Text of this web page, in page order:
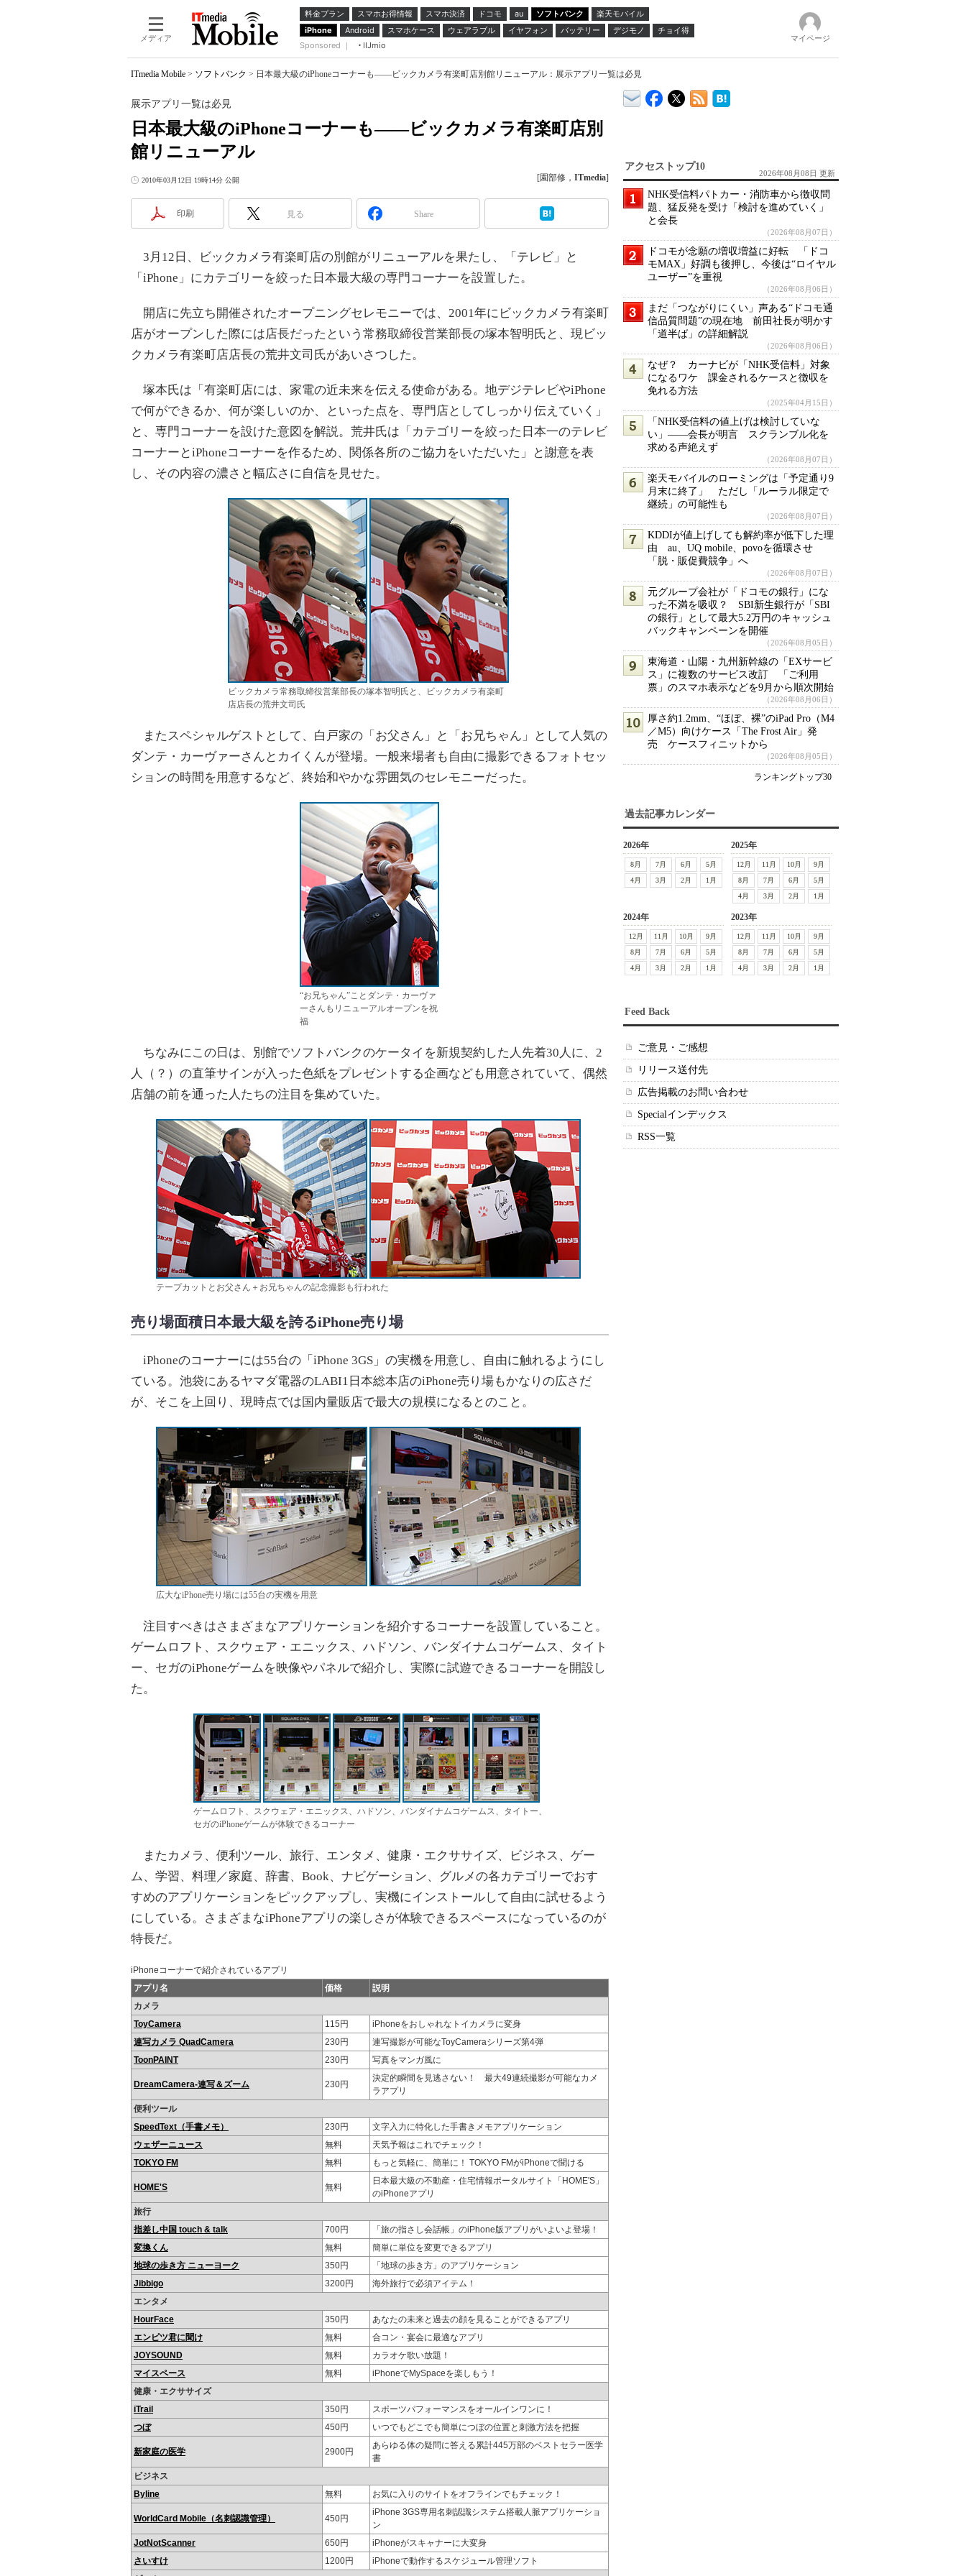
メディア
料金プラン スマホお得情報 スマホ決済 ドコモ au ソフトバンク
楽天モバイル
iPhone
Android スマホケース ウェアラブル イヤフォン バッテリー デジモノ
チョイ得
Sponsored ｜
IIJmio
マイページ
ITmedia Mobile > ソフトバンク > 日本最大級のiPhoneコーナーも――ビックカメラ有楽町店別館リニューアル：展示アプリ一覧は必見
日本最大級のiPhoneコーナーも――ビックカメラ有楽町店別
館リニューアル
展示アプリ一覧は必見
2010年03月12日 19時14分 公開 [園部修， ITmedia]
印刷 見る Share
3月12日、ビックカメラ有楽町店の別館がリニューアルを果たし、「テレビ」と
「iPhone」にカテゴリーを絞った日本最大級の専門コーナーを設置した。
開店に先立ち開催されたオープニングセレモニーでは、2001年にビックカメラ有楽町
店がオープンした際には店長だったという常務取締役営業部長の塚本智明氏と、現ビッ
クカメラ有楽町店店長の荒井文司氏があいさつした。
塚本氏は「有楽町店には、家電の近未来を伝える使命がある。地デジテレビやiPhone
で何ができるか、何が楽しいのか、といった点を、専門店としてしっかり伝えていく」
と、専門コーナーを設けた意図を解説。荒井氏は「カテゴリーを絞った日本一のテレビ
コーナーとiPhoneコーナーを作るため、関係各所のご協力をいただいた」と謝意を表
し、その内容の濃さと幅広さに自信を見せた。
ビックカメラ常務取締役営業部長の塚本智明氏と、ビックカメラ有楽町
店店長の荒井文司氏
またスペシャルゲストとして、白戸家の「お父さん」と「お兄ちゃん」として人気の
ダンテ・カーヴァーさんとカイくんが登場。一般来場者も自由に撮影できるフォトセッ
ションの時間を用意するなど、終始和やかな雰囲気のセレモニーだった。
“お兄ちゃん”ことダンテ・カーヴァ
ーさんもリニューアルオープンを祝
福
ちなみにこの日は、別館でソフトバンクのケータイを新規契約した人先着30人に、2
人（？）の直筆サインが入った色紙をプレゼントする企画なども用意されていて、偶然
店舗の前を通った人たちの注目を集めていた。
テープカットとお父さん＋お兄ちゃんの記念撮影も行われた
売り場面積日本最大級を誇るiPhone売り場
iPhoneのコーナーには55台の「iPhone 3GS」の実機を用意し、自由に触れるようにし
ている。池袋にあるヤマダ電器のLABI1日本総本店のiPhone売り場もかなりの広さだ
が、そこを上回り、現時点では国内量販店で最大の規模になるとのこと。
広大なiPhone売り場には55台の実機を用意
注目すべきはさまざまなアプリケーションを紹介するコーナーを設置していること。
ゲームロフト、スクウェア・エニックス、ハドソン、バンダイナムコゲームス、タイト
ー、セガのiPhoneゲームを映像やパネルで紹介し、実際に試遊できるコーナーを開設し
た。
ゲームロフト、スクウェア・エニックス、ハドソン、バンダイナムコゲームス、タイトー、
セガのiPhoneゲームが体験できるコーナー
またカメラ、便利ツール、旅行、エンタメ、健康・エクササイズ、ビジネス、ゲー
ム、学習、料理／家庭、辞書、Book、ナビゲーション、グルメの各カテゴリーでおす
すめのアプリケーションをピックアップし、実機にインストールして自由に試せるよう
にしている。さまざまなiPhoneアプリの楽しさが体験できるスペースになっているのが
特長だ。
iPhoneコーナーで紹介されているアプリ
アプリ名
価格
説明
カメラ
ToyCamera
115円
iPhoneをおしゃれなトイカメラに変身
連写カメラ QuadCamera
230円
連写撮影が可能なToyCameraシリーズ第4弾
ToonPAINT
230円 写真をマンガ風に
DreamCamera-連写＆ズーム 230円
決定的瞬間を見逃さない！ 最大49連続撮影が可能なカメ
ラアプリ
便利ツール
SpeedText（手書メモ）
230円
文字入力に特化した手書きメモアプリケーション
ウェザーニュース
無料
天気予報はこれでチェック！
TOKYO FM
無料 もっと気軽に、簡単に！ TOKYO FMがiPhoneで聞ける
HOME'S 無料
日本最大級の不動産・住宅情報ポータルサイト「HOME'S」
のiPhoneアプリ
旅行
指差し中国 touch & talk
700円
「旅の指さし会話帳」のiPhone版アプリがいよいよ登場！
変換くん
無料
簡単に単位を変更できるアプリ
地球の歩き方 ニューヨーク
350円
「地球の歩き方」のアプリケーション
Jibbigo
3200円
海外旅行で必須アイテム！
エンタメ
HourFace
350円
あなたの未来と過去の顔を見ることができるアプリ
エンピツ君に聞け
無料
合コン・宴会に最適なアプリ
JOYSOUND
無料
カラオケ歌い放題！
マイスペース
無料
iPhoneでMySpaceを楽しもう！
健康・エクササイズ
iTrail
350円
スポーツパフォーマンスをオールインワンに！
つぼ
450円 いつでもどこでも簡単につぼの位置と刺激方法を把握
新家庭の医学 2900円
あらゆる体の疑問に答える累計445万部のベストセラー医学
書
ビジネス
Byline
無料 お気に入りのサイトをオフラインでもチェック！
WorldCard Mobile（名刺認識管理） 450円
iPhone 3GS専用名刺認識システム搭載人脈アプリケーショ
ン
JotNotScanner
650円
iPhoneがスキャナーに大変身
さいすけ
1200円
iPhoneで動作するスケジュール管理ソフト
アクセストップ10
2026年08月08日 更新
NHK受信料パトカー・消防車から徴収問
題、猛反発を受け「検討を進めていく」
と会長
（2026年08月07日）
ドコモが念願の増収増益に好転 「ドコ
モMAX」好調も後押し、今後は“ロイヤル
ユーザー”を重視
（2026年08月06日）
まだ「つながりにくい」声ある“ドコモ通
信品質問題”の現在地 前田社長が明かす
「道半ば」の詳細解説
（2026年08月06日）
なぜ？ カーナビが「NHK受信料」対象
になるワケ 課金されるケースと徴収を
免れる方法
（2025年04月15日）
「NHK受信料の値上げは検討していな
い」――会長が明言 スクランブル化を
求める声絶えず
（2026年08月07日）
楽天モバイルのローミングは「予定通り9
月末に終了」 ただし「ルーラル限定で
継続」の可能性も
（2026年08月07日）
KDDIが値上げしても解約率が低下した理
由 au、UQ mobile、povoを循環させ
「脱・販促費競争」へ
（2026年08月07日）
元グループ会社が「ドコモの銀行」にな
った不満を吸収？ SBI新生銀行が「SBI
の銀行」として最大5.2万円のキャッシュ
バックキャンペーンを開催
（2026年08月05日）
東海道・山陽・九州新幹線の「EXサービ
ス」に複数のサービス改訂 「ご利用
票」のスマホ表示などを9月から順次開始
（2026年08月06日）
厚さ約1.2mm、“ほぼ、裸”のiPad Pro（M4
／M5）向けケース「The Frost Air」発
売 ケースフィニットから
（2026年08月05日）
ランキングトップ30
過去記事カレンダー
2026年
8月 7月 6月
5月
4月
3月 2月 1月
2025年
12月 11月 10月
9月
8月
7月 6月
5月
4月
3月 2月 1月
2024年
12月 11月 10月
9月
8月
7月 6月
5月
4月
3月 2月 1月
2023年
12月 11月 10月
9月
8月
7月 6月
5月
4月
3月 2月 1月
Feed Back
ご意見・ご感想
リリース送付先
広告掲載のお問い合わせ
Specialインデックス
RSS一覧